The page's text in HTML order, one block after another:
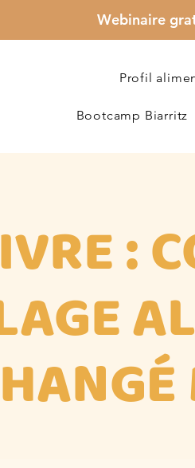
Webinaire
Profil
Bootcamp Biarritz
: